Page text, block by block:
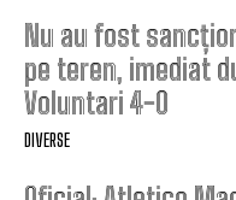
Nu au fost
pe teren, imediat
Voluntari 4-0
DIVERSE